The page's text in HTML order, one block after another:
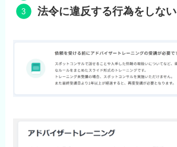
法令に違反する行為をしない